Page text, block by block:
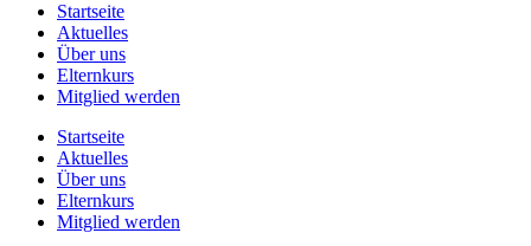
Startseite
Aktuelles
Über uns
Elternkurs
Mitglied werden
Startseite
Aktuelles
Über uns
Elternkurs
Mitglied werden